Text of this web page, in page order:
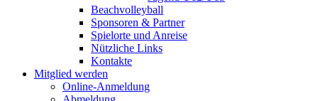
Beachvolleyball
Sponsoren & Partner
Spielorte und Anreise
Nützliche Links
Kontakte
Mitglied werden
Online-Anmeldung